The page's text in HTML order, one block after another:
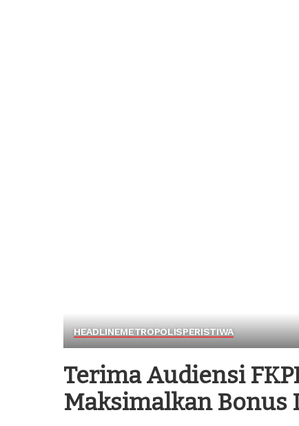
HEADLINEMETROPOLISPERISTIWA
Terima Audiensi
Maksimalkan Bonus